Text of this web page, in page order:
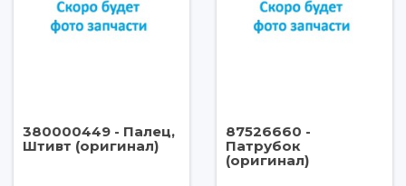
380000449 - Палец,
Штивт (оригинал)
87526660 -
Патрубок
(оригинал)